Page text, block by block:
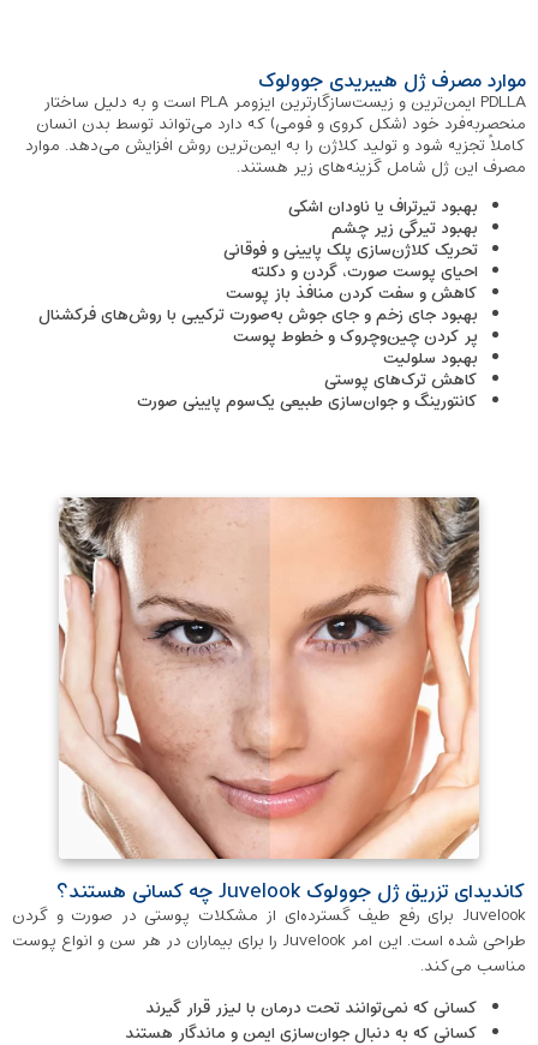
موارد مصرف ژل هیبریدی جوولوک
PDLLA ایمن‌ترین و زیست‌سازگارترین ایزومر PLA است و به دلیل ساختار
منحصربه‌فرد خود (شکل کروی و فومی) که دارد می‌تواند توسط بدن انسان
کاملاً تجزیه شود و تولید کلاژن را به ایمن‌ترین روش افزایش می‌دهد. موارد
مصرف این ژل شامل گزینه‌های زیر هستند.
بهبود تیرتراف یا ناودان اشکی
بهبود تیرگی زیر چشم
تحریک کلاژن‌سازی پلک پایینی و فوقانی
احیای پوست صورت، گردن و دکلته
کاهش و سفت کردن منافذ باز پوست
بهبود جای زخم و جای جوش به‌صورت ترکیبی با روش‌های فرکشنال
پر کردن چین‌وچروک و خطوط پوست
بهبود سلولیت
کاهش ترک‌های پوستی
کانتورینگ و جوان‌سازی طبیعی یک‌سوم پایینی صورت
کاندیدای تزریق ژل جوولوک Juvelook چه کسانی هستند؟
Juvelook برای رفع طیف گسترده‌ای از مشکلات پوستی در صورت و گردن
طراحی شده است. این امر Juvelook را برای بیماران در هر سن و انواع پوست
مناسب می‌کند.
کسانی که نمی‌توانند تحت درمان با لیزر قرار گیرند
کسانی که به دنبال جوان‌سازی ایمن و ماندگار هستند